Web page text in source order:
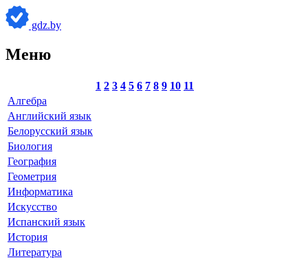
gdz.by
Меню
1 2 3 4 5 6 7 8 9 10 11
Алгебра
Английский язык
Белорусский язык
Биология
География
Геометрия
Информатика
Искусство
Испанский язык
История
Литература